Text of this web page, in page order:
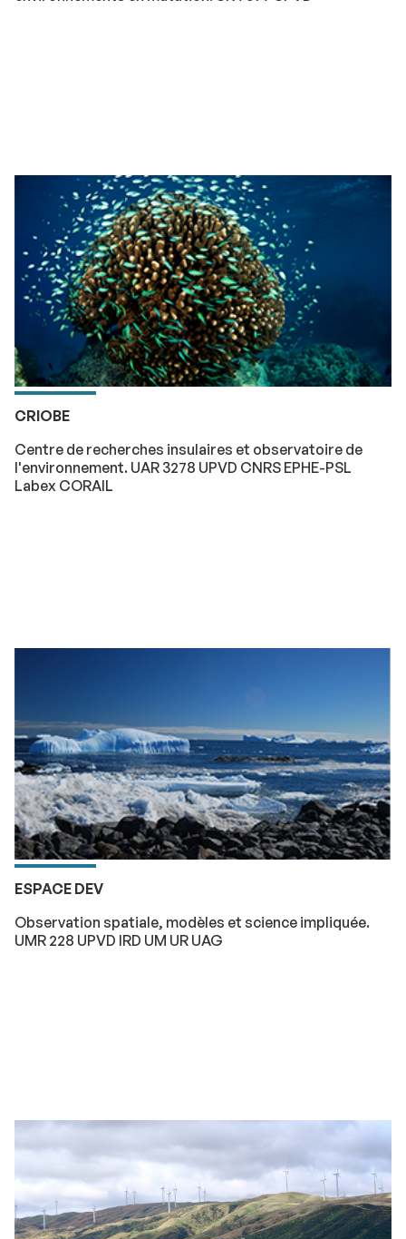
CRIOBE
Centre de recherches insulaires et observatoire de
l'environnement. UAR 3278 UPVD CNRS EPHE-PSL
Labex CORAIL
ESPACE DEV
Observation spatiale, modèles et science impliquée.
UMR 228 UPVD IRD UM UR UAG